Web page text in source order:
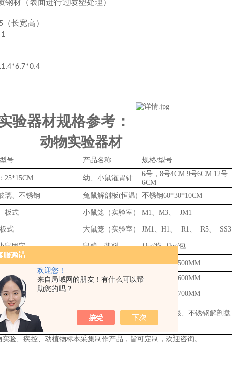
欢迎您！
来自局域网的朋友！有什么可以帮
助您的吗？
钢材（表面进行过喷塑处理）
（长宽高）
验器材规格参考：
动物实验器材
号 产品名称 规格/型号
25*15CM 幼、小鼠灌胃针
6号，8号4CM 9号6CM 12号
6CM
璃、不锈钢 兔鼠解剖板(恒温) 不锈钢60*30*10CM
板式 小鼠笼（实验室） M1、M3、 JM1
板式 大鼠笼（实验室） JM1、H1、 R1、 R5、 SS3
鼠固定 鼠粮、垫料 1kg/袋,1kg/包
小鼠固定器 小鼠笼架
1400*430*1500MM
大鼠笼架
1360*500*1600MM
JM1、N3、R1、R5 2000*650*1700MM
通、金属探针、缝合线、载玻片、镊子、弯钳、小齿镊、不锈钢解剖盘
50*35CM）、锌铜弓 等
验、疾控、动植物标本采集制作产品，皆可定制，欢迎咨询。